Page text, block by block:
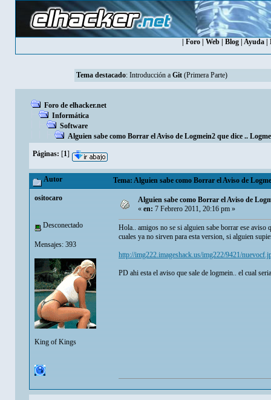
Foro Web Blog Ayuda
Tema destacado: Introducción a Git (Primera Parte)
Foro de elhacker.net
Informática
Software
Alguien sabe como Borrar el Aviso de Logmein2 que dice ..
Páginas: [1]
Autor Tema: Alguien sabe como Borrar el Aviso de
ositocaro
Desconectado
Mensajes: 393
King of Kings
Alguien sabe como Borrar el Aviso de
«en:7 Febrero 2011, 20:16 pm »
Hola.. amigos no se si alguien sabe borrar ese aviso
cuales ya no sirven para esta version, si alguien
http://img222.imageshack.us/img222/9421/
PD ahi esta el aviso que sale de logmein.. el cual